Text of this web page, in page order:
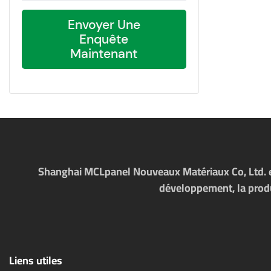
Envoyer Une
Enquête
Maintenant
Shanghai MCLpanel Nouveaux Matériaux Co,
développement, la
Liens utiles